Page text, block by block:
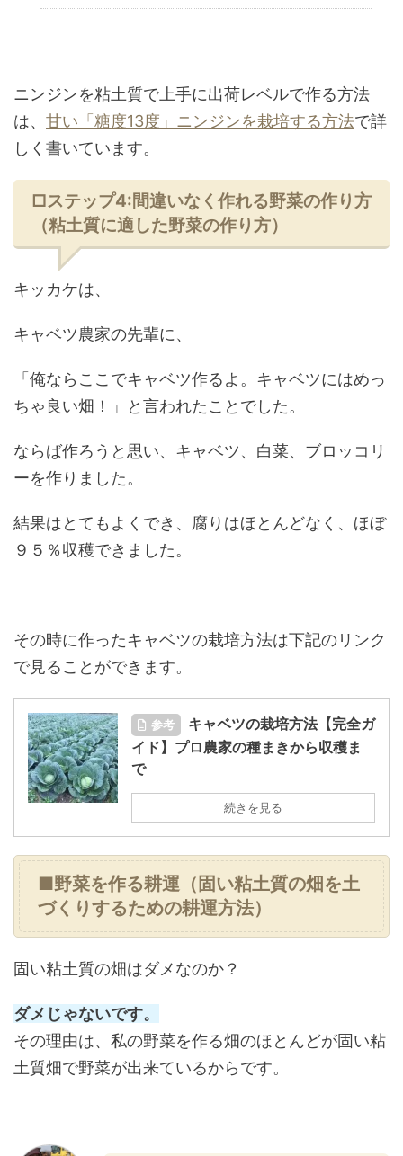
ニンジンを粘土質で上手に出荷レベルで作る方法
は、 甘い「糖度13度」ニンジンを栽培する方法で詳
しく書いています。
□ステップ4:間違いなく作れる野菜の作り方
（粘土質に適した野菜の作り方）
キッカケは、
キャベツ農家の先輩に、
「俺ならここでキャベツ作るよ。キャベツにはめっ
ちゃ良い畑！」と言われたことでした。
ならば作ろうと思い、キャベツ、白菜、ブロッコリ
ーを作りました。
結果はとてもよくでき、腐りはほとんどなく、ほぼ
９５％収穫できました。
その時に作ったキャベツの栽培方法は下記のリンク
で見ることができます。
参考
キャベツの栽培方法【完全ガ
イド】プロ農家の種まきから収穫ま
で
続きを見る
■野菜を作る耕運（固い粘土質の畑を土
づくりするための耕運方法）
固い粘土質の畑はダメなのか？
ダメじゃないです。
その理由は、私の野菜を作る畑のほとんどが固い粘
土質畑で野菜が出来ているからです。